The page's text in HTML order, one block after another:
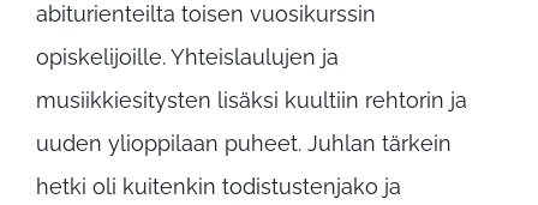
abiturienteilta toisen vuosikurssin
opiskelijoille. Yhteislaulujen ja
musiikkiesitysten lisäksi kuultiin rehtorin ja
uuden ylioppilaan puheet. Juhlan tärkein
hetki oli kuitenkin todistustenjako ja